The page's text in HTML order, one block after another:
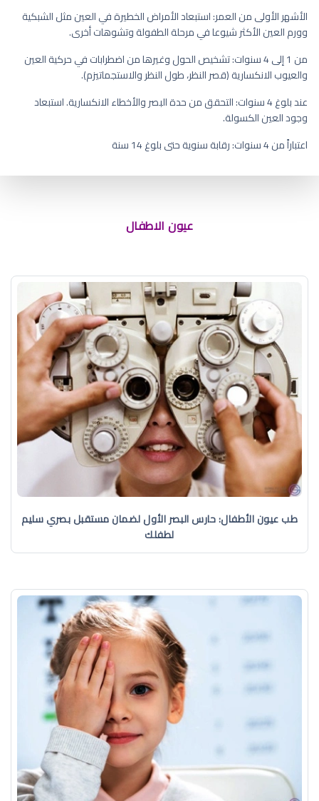
الأشهر الأولى من العمر: استبعاد الأمراض الخطيرة في العين مثل الشبكية
وورم العين الأكثر شيوعا في مرحلة الطفولة وتشوهات أخرى.
من 1 إلى 4 سنوات: تشخيص الحول وغيرها من اضطرابات في حركية العين
والعيوب الانكسارية (قصر النظر، طول النظر والاستجماتيزم).
عند بلوغ 4 سنوات: التحقق من حدة البصر والأخطاء الانكسارية. استبعاد
وجود العين الكسولة.
اعتباراً من 4 سنوات: رقابة سنوية حتى بلوغ 14 سنة
عيون الاطفال
طب عيون الأطفال: حارس البصر الأول لضمان مستقبل بصري سليم
لطفلك